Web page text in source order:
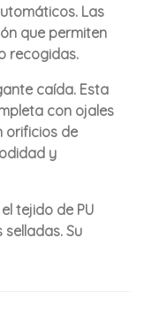
Las
que permiten
recogidas.
caída. Esta
con ojales
orificios de
y
tejido de PU
Su